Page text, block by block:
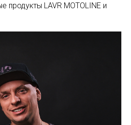
продукты LAVR MOTOLINE и